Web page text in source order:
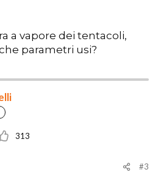
a vapore dei tentacoli,
parametri usi?
313
#3